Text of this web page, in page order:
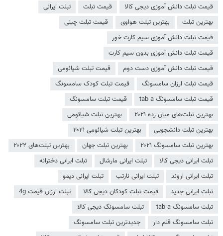
قیمت تبلت دانش آموزی دیجی کالا
قیمت تبلت
تبلت ایرانی
بهترین تبلت
بهترین تبلت هواوی
قیمت تبلت چینی
قیمت تبلت دانش آموزی سیم کارت خور
قیمت تبلت دانش آموزی بدون سیم کارت
قیمت تبلت دانش آموزی دست دوم
قیمت تبلت شیائومی
قیمت تبلت ارزان سامسونگ
قیمت تبلت کودک سامسونگ
قیمت تبلت سامسونگ tab a
قیمت تبلت سامسونگ
بهترین تبلت‌های میان رده ۲۰۲۱
بهترین تبلت شیائومی
بهترین تبلت دانشجویی
بهترین تبلت شیائومی ۲۰۲۱
بهترین تبلت سامسونگ ۲۰۲۱
بهترین تبلت جهان
بهترین تبلت‌های ۲۰۲۲
تبلت ایرانی دیجی کالا
تبلت ایرانی مارشال
تبلت ایرانی دخترانه
تبلت ایرانی اروند
تبلت ایرانی نارتب
تبلت ایرانی دیمو
تبلت ایرانی جدید
قیمت تبلت کودکان دیجی کالا
تبلت ارزان قیمت 4g
تبلت سامسونگ tab a
تبلت سامسونگ دیجی کالا
تبلت سامسونگ قلم دار
جدیدترین تبلت سامسونگ